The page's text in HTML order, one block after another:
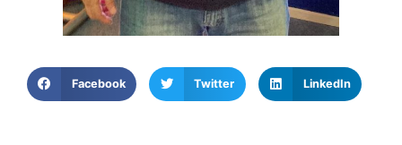
Facebook Twitter LinkedIn